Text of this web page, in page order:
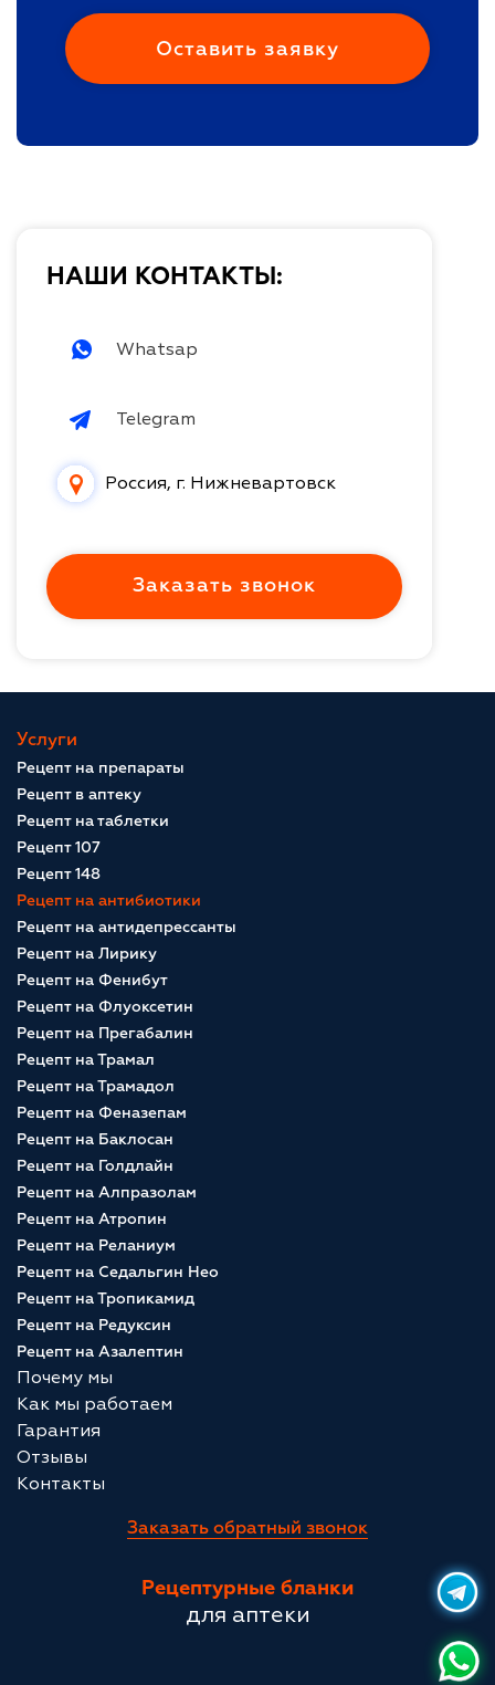
НАШИ КОНТАКТЫ:
Whatsap
Telegram
Россия, г. Нижневартовск
Заказать звонок
Рецептурные бланки
для аптеки
Услуги
Рецепт на препараты
Рецепт в аптеку
Рецепт на таблетки
Рецепт 107
Рецепт 148
Рецепт на антибиотики
Рецепт на антидепрессанты
Рецепт на Лирику
Рецепт на Фенибут
Рецепт на Флуоксетин
Рецепт на Прегабалин
Рецепт на Трамал
Рецепт на Трамадол
Рецепт на Феназепам
Рецепт на Баклосан
Рецепт на Голдлайн
Рецепт на Алпразолам
Рецепт на Атропин
Рецепт на Реланиум
Рецепт на Седальгин Нео
Рецепт на Тропикамид
Рецепт на Редуксин
Рецепт на Азалептин
Почему мы
Как мы работаем
Гарантия
Отзывы
Контакты
Заказать обратный звонок